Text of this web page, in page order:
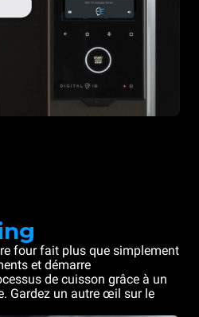
four fait plus que simplement
et démarre
de cuisson grâce à un
Gardez un autre œil sur le